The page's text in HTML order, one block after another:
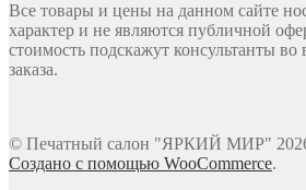
Все товары и цены на данном сайте
характер и не являются публичной
стоимость подскажут консультанты
заказа.
© Печатный салон "ЯРКИЙ МИР"
Создано с помощью WooCommerce.